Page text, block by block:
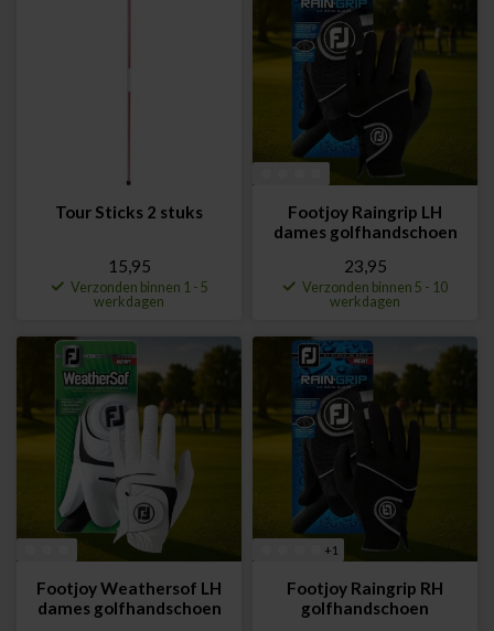
Tour Sticks 2 stuks
15,95
Verzonden binnen 1 - 5
werkdagen
Footjoy Raingrip LH
dames golfhandschoen
23,95
Verzonden binnen 5 - 10
werkdagen
Footjoy Weathersof LH
dames golfhandschoen
+1
Footjoy Raingrip RH
golfhandschoen